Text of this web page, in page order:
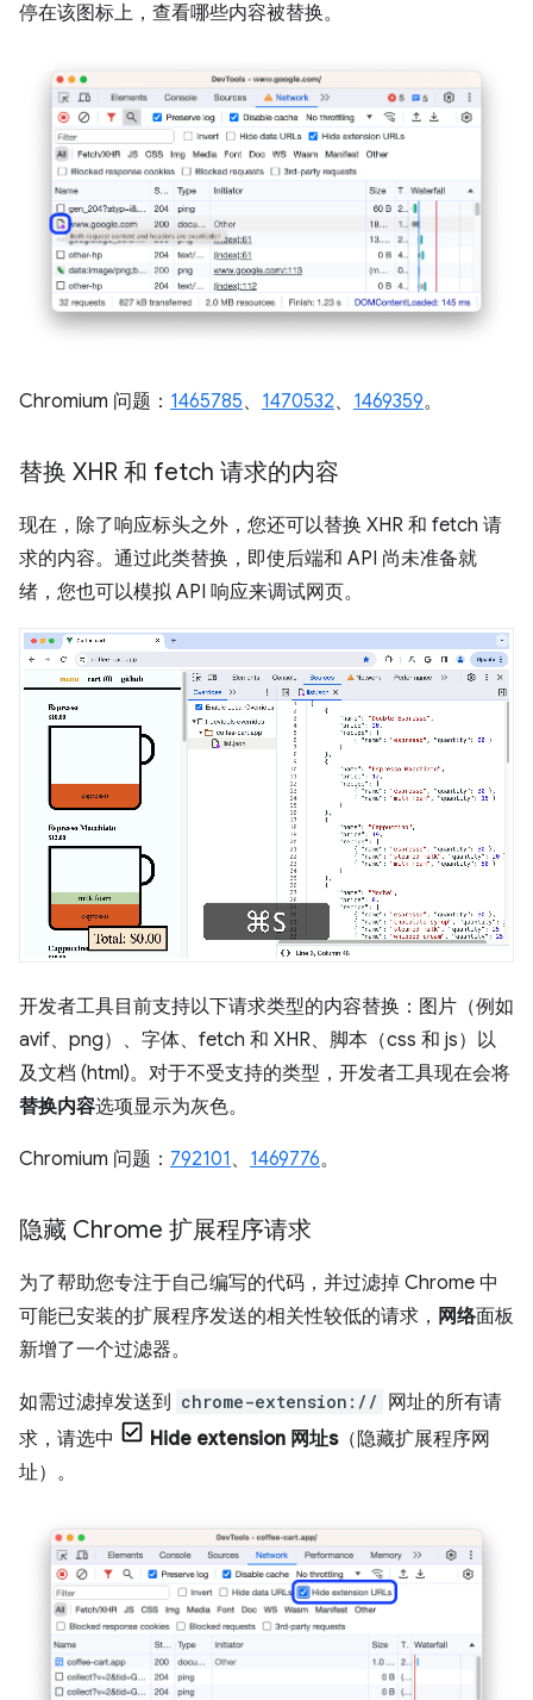
停在该图标上，查看哪些内容被替换。
Chromium 问题： 1465785、 1470532、 1469359。
替换 XHR 和 fetch 请求的内容
现在，除了响应标头之外，您还可以替换 XHR 和 fetch 请
求的内容。通过此类替换，即使后端和 API 尚未准备就
绪，您也可以模拟 API 响应来调试网页。
开发者工具目前支持以下请求类型的内容替换：图片（例如
avif、png）、字体、fetch 和 XHR、脚本（css 和 js）以
及文档 (html)。对于不受支持的类型，开发者工具现在会将
替换内容选项显示为灰色。
Chromium 问题： 792101 、 1469776。
隐藏 Chrome 扩展程序请求
为了帮助您专注于自己编写的代码，并过滤掉 Chrome 中
可能已安装的扩展程序发送的相关性较低的请求， 网络面板
新增了一个过滤器。
如需过滤掉发送到 chrome-extension:// 网址的所有请
求，请选中
Hide extension 网址s（隐藏扩展程序网
址）。